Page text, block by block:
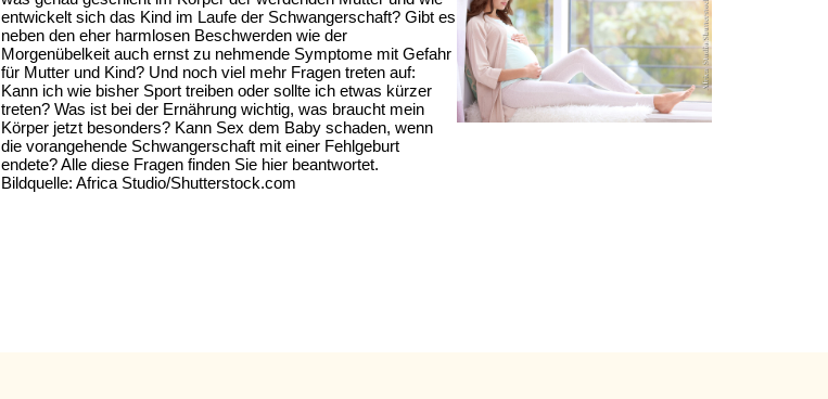
entwickelt sich das Kind im Laufe der Schwangerschaft? Gibt es
neben den eher harmlosen Beschwerden wie der
Morgenübelkeit auch ernst zu nehmende Symptome mit Gefahr
für Mutter und Kind? Und noch viel mehr Fragen treten auf:
Kann ich wie bisher Sport treiben oder sollte ich etwas kürzer
treten? Was ist bei der Ernährung wichtig, was braucht mein
Körper jetzt besonders? Kann Sex dem Baby schaden, wenn
die vorangehende Schwangerschaft mit einer Fehlgeburt
endete? Alle diese Fragen finden Sie hier beantwortet.
Bildquelle: Africa Studio/Shutterstock.com